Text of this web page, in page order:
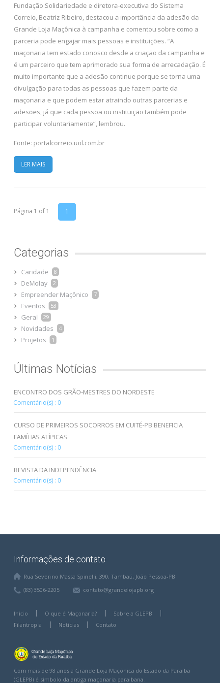
Fundação Solidariedade e diretora-executiva do Sistema
Correio, Beatriz Ribeiro, destacou a importância da adesão da
Grande Loja Maçônica à campanha e comentou sobre como a
parceria pode engajar mais pessoas e instituições. “A
maçonaria tem estado conosco desde a criação da campanha e
é um parceiro que tem aprimorado sua forma de arrecadação. É
muito importante que a adesão continue porque se torna uma
divulgação para todas as pessoas que fazem parte da
maçonaria e que podem estar atraindo outras parcerias e
adesões, já que cada pessoa ou instituição também pode
participar voluntariamente”, lembrou.
Fonte: portalcorreio.uol.com.br
LER MAIS
Página 1 of 1 1
Categorias
Caridade 8
DeMolay 2
Empreender Maçônico 7
Eventos 53
Geral 29
Novidades 4
Projetos 1
Últimas Notícias
ENCONTRO DOS GRÃO-MESTRES DO NORDESTE
Comentário(s) : 0
CURSO DE PRIMEIROS SOCORROS EM CUITÉ-PB BENEFICIA
FAMÍLIAS ATÍPICAS
Comentário(s) : 0
REVISTA DA INDEPENDÊNCIA
Comentário(s) : 0
Informações de contato
Rua Severino Massa Spinelli, 390, Tambaú, João Pessoa-PB
(83) 3506-2205
contato@grandelojapb.org
Início O que é Maçonaria?
Sobre a GLEPB
Filantropia
Notícias Contato
Com mais de 98 anos a Grande Loja Maçônica do Estado da Paraíba
(GLEPB) é símbolo da antiga maçonaria paraibana.